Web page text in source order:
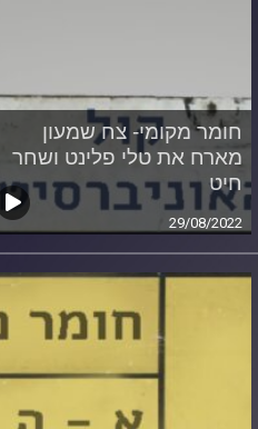
חומר מקומי- צח שמעון
מארח את טלי פלינט ושחר
חיט
29/08/2022